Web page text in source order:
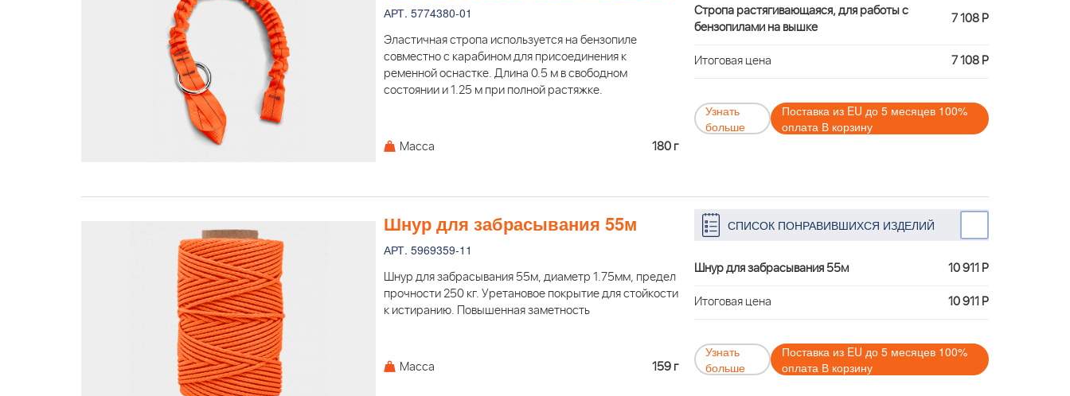
АРТ. 5774380-01
Эластичная стропа используется на бензопиле
совместно с карабином для присоединения к
ременной оснастке. Длина 0.5 м в свободном
состоянии и 1.25 м при полной растяжке.
Масса 180 г
Стропа растягивающаяся, для работы с
бензопилами на вышке
7 108 Р
Итоговая цена 7 108 Р
Узнать
больше
Поставка из EU до 5 месяцев 100%
оплата В корзину
Шнур для забрасывания 55м
АРТ. 5969359-11
Шнур для забрасывания 55м, диаметр 1.75мм, предел
прочности 250 кг. Уретановое покрытие для стойкости
к истиранию. Повышенная заметность
Масса 159 г
СПИСОК ПОНРАВИВШИХСЯ ИЗДЕЛИЙ
Шнур для забрасывания 55м
10 911 Р
Итоговая цена
10 911 Р
Узнать
больше
Поставка из EU до 5 месяцев 100%
оплата В корзину